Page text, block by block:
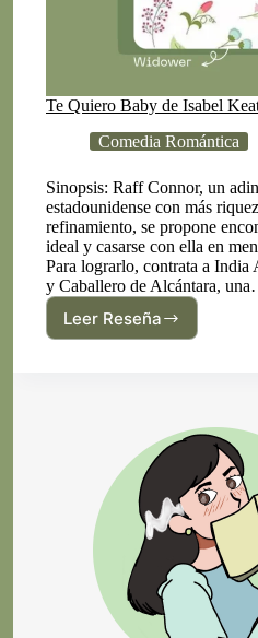
Te Quiero Baby de Isabel
Comedia Romántica
Sinopsis: Raff Connor, un
estadounidense con más
refinamiento, se propone
ideal y casarse con ella en
Para lograrlo, contrata a India
y Caballero de Alcántara,
Leer Reseña
Te